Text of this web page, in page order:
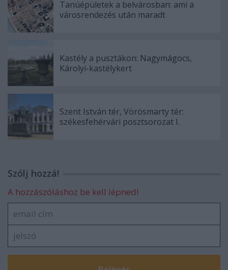
Tanúépületek a belvárosban: ami a
városrendezés után maradt
Kastély a pusztákon: Nagymágocs,
Károlyi-kastélykert
Szent István tér, Vörösmarty tér:
székesfehérvári posztsorozat I.
Szólj hozzá!
A hozzászóláshoz be kell lépned!